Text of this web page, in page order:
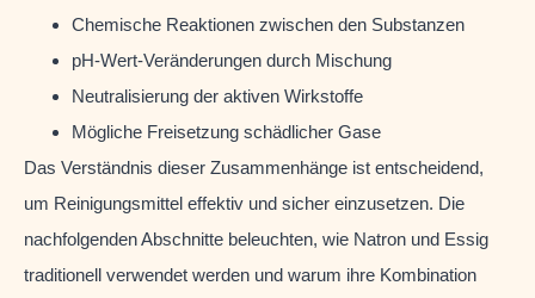
Chemische Reaktionen zwischen den Substanzen
pH-Wert-Veränderungen durch Mischung
Neutralisierung der aktiven Wirkstoffe
Mögliche Freisetzung schädlicher Gase
Das Verständnis dieser Zusammenhänge ist entscheidend,
um Reinigungsmittel effektiv und sicher einzusetzen. Die
nachfolgenden Abschnitte beleuchten, wie Natron und Essig
traditionell verwendet werden und warum ihre Kombination